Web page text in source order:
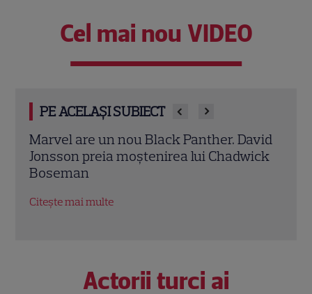
Cel mai nou VIDEO
PE ACELAȘI SUBIECT
Ryan Gosling este noul Ghost Rider din
Universul Marvel. Anunțul făcut la
Comic-Con i-a entuziasmat pe fani
Citește mai multe
Actorii turci ai